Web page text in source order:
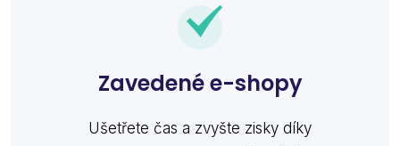
Zavedené e-shopy
Ušetřete čas a zvyšte zisky díky